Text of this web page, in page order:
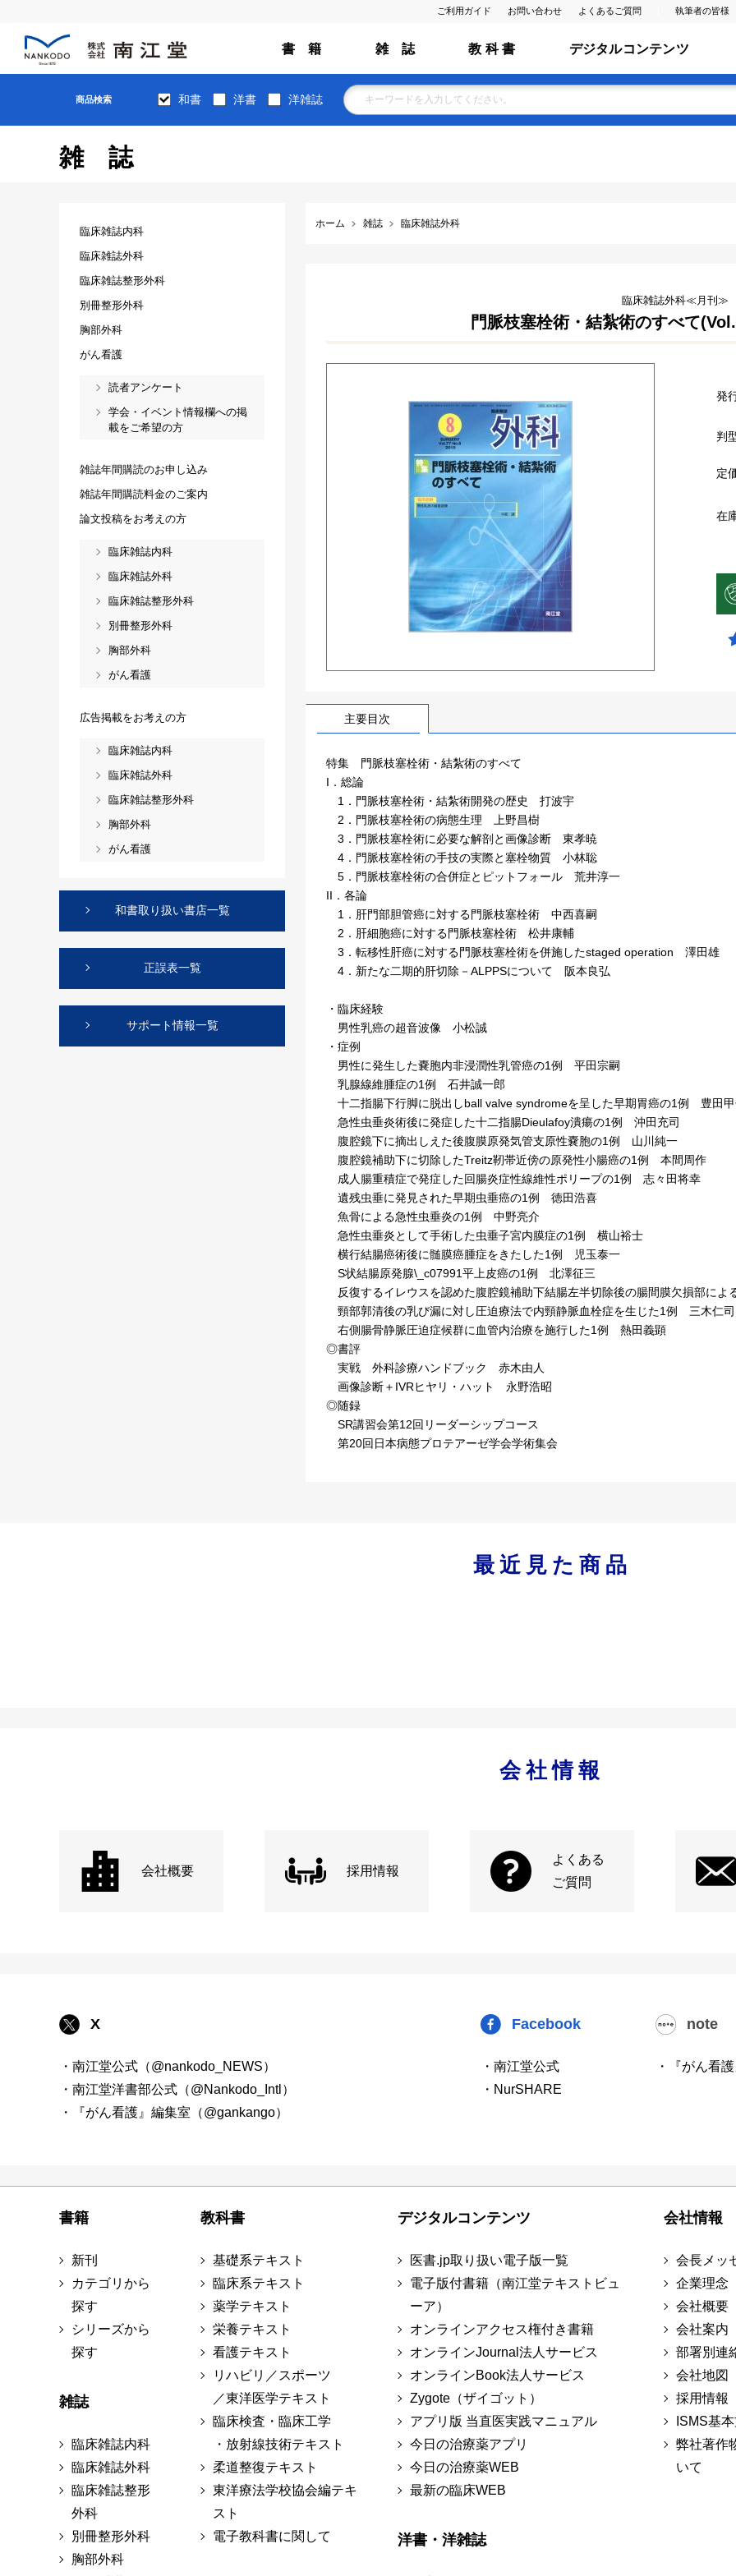
ご利用ガイド お問い合わせ よくあるご質問 執筆者の皆様
書 籍 雑 誌 教 科 書 デジタルコンテンツ
商品検索 和書 洋書 洋雑誌
雑誌
ホーム 雑誌 臨床雑誌外科
臨床雑誌外科≪月刊≫
門脈枝塞栓術・結紮術のすべて
発
判
在
定
主要目次
特集 門脈枝塞栓術・結紮術のすべて
I．総論
1．門脈枝塞栓術・結紮術開発の歴史 打波宇
2．門脈枝塞栓術の病態生理 上野昌樹
3．門脈枝塞栓術に必要な解剖と画像診断 東孝暁
4．門脈枝塞栓術の手技の実際と塞栓物質 小林聡
5．門脈枝塞栓術の合併症とピットフォール 荒井淳一
II．各論
1．肝門部胆管癌に対する門脈枝塞栓術 中西喜嗣
2．肝細胞癌に対する門脈枝塞栓術 松井康輔
3．転移性肝癌に対する門脈枝塞栓術を併施したstaged operation 澤田雄
4．新たな二期的肝切除－ALPPSについて 阪本良弘
・臨床経験
男性乳癌の超音波像 小松誠
・症例
男性に発生した嚢胞内非浸潤性乳管癌の1例 平田宗嗣
乳腺線維腫症の1例 石井誠一郎
十二指腸下行脚に脱出しball valve syndromeを呈した早期胃癌の1例 豊田
急性虫垂炎術後に発症した十二指腸Dieulafoy潰瘍の1例 沖田充司
腹腔鏡下に摘出しえた後腹膜原発気管支原性嚢胞の1例 山川純一
腹腔鏡補助下に切除したTreitz靭帯近傍の原発性小腸癌の1例 本間周作
成人腸重積症で発症した回腸炎症性線維性ポリープの1例 志々田将幸
遺残虫垂に発見された早期虫垂癌の1例 徳田浩喜
魚骨による急性虫垂炎の1例 中野亮介
急性虫垂炎として手術した虫垂子宮内膜症の1例 横山裕士
横行結腸癌術後に髄膜癌腫症をきたした1例 児玉泰一
S状結腸原発腺\_c07991平上皮癌の1例 北澤征三
反復するイレウスを認めた腹腔鏡補助下結腸左半切除後の腸間膜欠損部に
頸部郭清後の乳び漏に対し圧迫療法で内頸静脈血栓症を生じた1例 三木仁司
右側腸骨静脈圧迫症候群に血管内治療を施行した1例 熱田義顕
◎書評
実戦 外科診療ハンドブック 赤木由人
画像診断＋IVRヒヤリ・ハット 永野浩昭
◎随録
SR講習会第12回リーダーシップコース
第20回日本病態プロテアーゼ学会学術集会
臨床雑誌内科
臨床雑誌外科
臨床雑誌整形外科
別冊整形外科
胸部外科
がん看護
読者アンケート
学会・イベント情報欄への掲
載をご希望の方
雑誌年間購読のお申し込み
雑誌年間購読料金のご案内
論文投稿をお考えの方
臨床雑誌内科
臨床雑誌外科
臨床雑誌整形外科
別冊整形外科
胸部外科
がん看護
広告掲載をお考えの方
臨床雑誌内科
臨床雑誌外科
臨床雑誌整形外科
胸部外科
がん看護
和書取り扱い書店一覧
正誤表一覧
サポート情報一覧
最近見た商品
会社情報
会社概要 採用情報
よくある
ご質問
X
・南江堂公式（@nankodo_NEWS）
・南江堂洋書部公式（@Nankodo_Intl）
・『がん看護』編集室（@gankango）
Facebook
・南江堂公式
・NurSHARE
note
・『がん看
書籍
新刊
カテゴリから
探す
シリーズから
探す
雑誌
臨床雑誌内科
臨床雑誌外科
臨床雑誌整形
外科
別冊整形外科
胸部外科
教科書
基礎系テキスト
臨床系テキスト
薬学テキスト
栄養テキスト
看護テキスト
リハビリ／スポーツ
／東洋医学テキスト
臨床検査・臨床工学
・放射線技術テキスト
柔道整復テキスト
東洋療法学校協会編テキ
スト
電子教科書に関して
デジタルコンテンツ
医書.jp取り扱い電子版一覧
電子版付書籍（南江堂テキストビュ
ーア）
オンラインアクセス権付き書籍
オンラインJournal法人サービス
オンラインBook法人サービス
Zygote（ザイゴット）
アプリ版 当直医実践マニュアル
今日の治療薬アプリ
今日の治療薬WEB
最新の臨床WEB
洋書・洋雑誌
会社情報
会長メッ
企業理念
会社概要
会社案内
部署別連
会社地図
採用情報
ISMS基
弊社著作
いて